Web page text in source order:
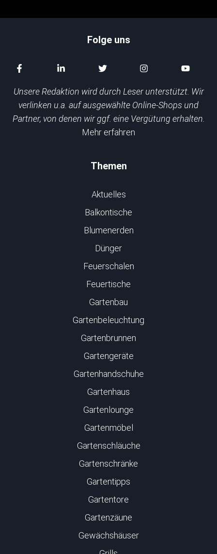
Folge uns
Unsere Redaktion wird durch Leser unterstützt. Wir
verlinken u.a. auf ausgewählte Online-Shops und
Partner, von denen wir ggf. eine Vergütung erhalten.
Mehr erfahren
Themen
Aktuelles
Balkontische
Blumenerden
Dünger
Feuerschalen
Feuertische
Gartenbau
Gartenbeleuchtung
Gartenbrunnen
Gartengeräte
Gartenhandschuhe
Gartenhaus
Gartenlounge
Gartenmöbel
Gartenschläuche
Gartenschränke
Gartentipps
Gartentore
Gartenzäune
Gewächshäuser